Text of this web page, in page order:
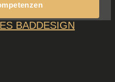
BADDESIGN